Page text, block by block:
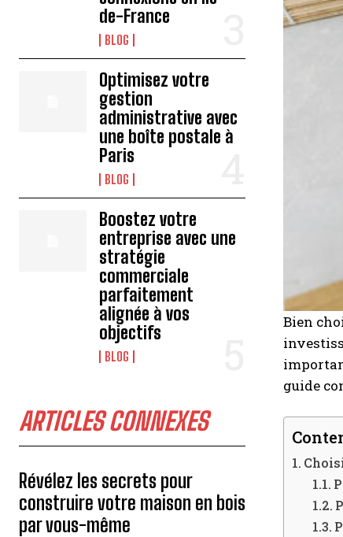
de-France
BLOG
Optimisez votre
gestion
administrative avec
une boîte postale à
Paris
BLOG
Boostez votre
entreprise avec une
stratégie
commerciale
parfaitement
alignée à vos
objectifs
BLOG
ARTICLES CONNEXES
Révélez les secrets pour
construire votre maison en bois
par vous-même
Bien
guide